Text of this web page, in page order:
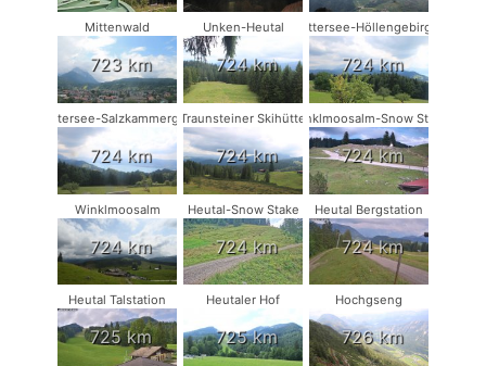
Mittenwald
723 km
Unken-Heutal
724 km
Attersee-Höllengebirge
724 km
Attersee-Salzkammergut
724 km
Traunsteiner Skihütte
724 km
Winklmoosalm-Snow Stake
724 km
Winklmoosalm
724 km
Heutal-Snow Stake
724 km
Heutal Bergstation
724 km
Heutal Talstation
725 km
Heutaler Hof
725 km
Hochgseng
726 km